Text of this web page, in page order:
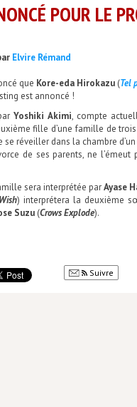
POUR LE
Elvire Rémand
que Kore-eda Hirokazu(Tel
est annoncé !
Yoshiki Akimi, compte
fille d’une famille de
réveiller dans la chambre
de ses parents, ne
sera interprétée parAyase
) interprétera la deuxième
Suzu(Crows Explode).
Suivre